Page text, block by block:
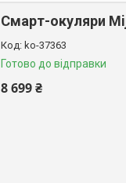
Смарт-окуляри
ko-37363
Готово до відправки
8 699 ₴